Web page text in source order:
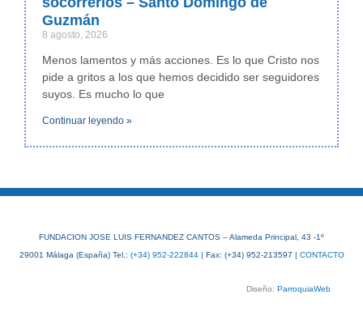
Guzmán
8 agosto, 2026
Menos lamentos y más acciones. Es lo que Cristo nos
pide a gritos a los que hemos decidido ser seguidores
suyos. Es mucho lo que
Continuar leyendo »
FUNDACION JOSE LUIS FERNANDEZ CANTOS – Alameda Principal, 43 -1º
29001 Málaga (España) Tel.: (+34) 952-222844| Fax: (+34) 952-213597 | CONTACTO
Diseño: ParroquiaWeb